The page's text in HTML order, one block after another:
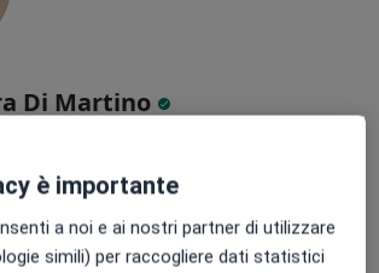
Di Martino
Online
è importante
a noi e ai nostri partner di utilizzare
simili) per raccogliere dati statistici